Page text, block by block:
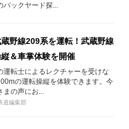
ックヤード探...
野線209系を運転！武蔵野線
＆車掌体験を開催
運転士によるレクチャーを受けな
の運転操縦を体験できます。今
まの声にお...
道編集部